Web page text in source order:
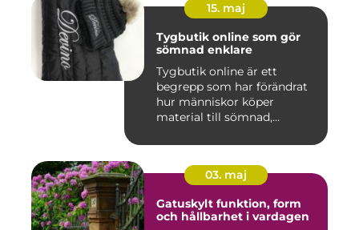
15. maj
Tygbutik online som gör
sömnad enklare
Tygbutik online är ett
begrepp som har förändrat
hur människor köper
material till sömnad,
03. maj
Gatuskylt funktion, form
och hållbarhet i vardagen